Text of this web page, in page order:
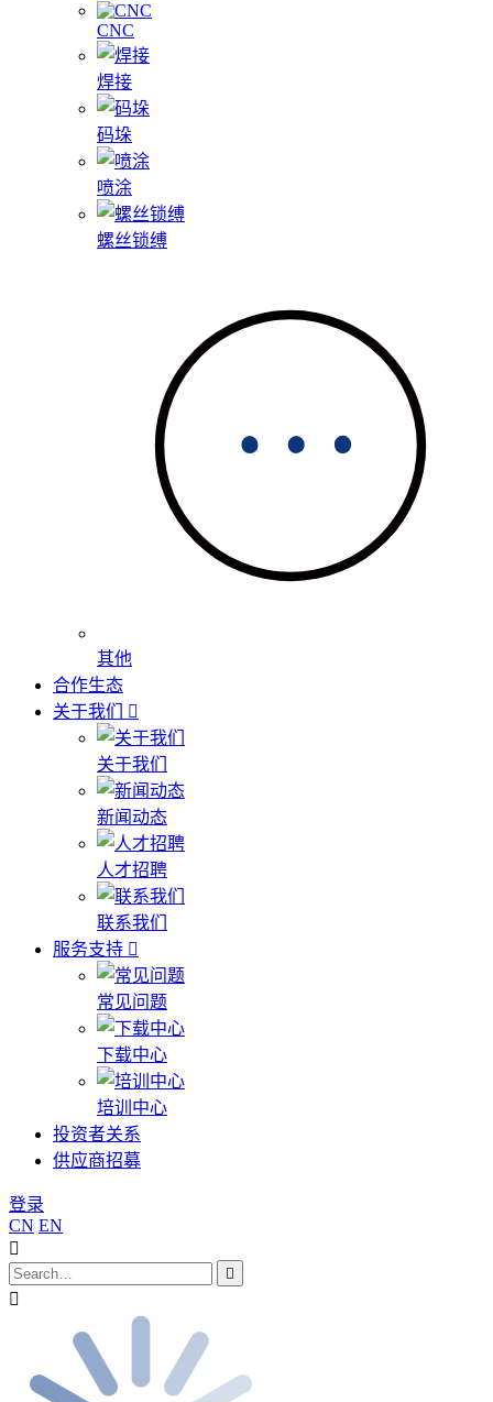
CNC
焊接
码垛
喷涂
螺丝锁缚
其他
合作生态
关于我们
关于我们
新闻动态
人才招聘
联系我们
服务支持
常见问题
下载中心
培训中心
投资者关系
供应商招募
登录
CN EN